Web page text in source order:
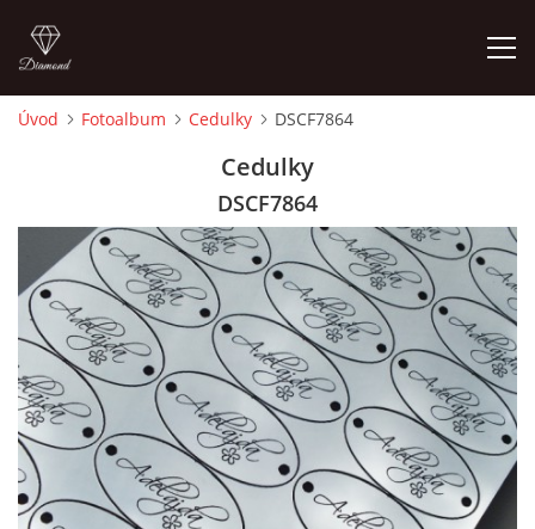
CEDULKY
MOJE POSLEDNÍ PRÁCE
Úvod Fotoalbum Cedulky DSCF7864
Cedulky
DSCF7864